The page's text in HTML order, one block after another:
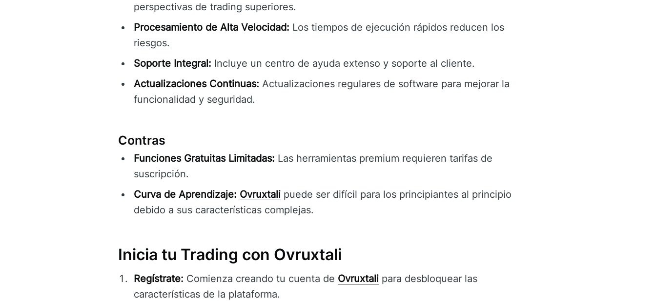
perspectivas de trading superiores.
Procesamiento de Alta Velocidad: Los tiempos de ejecución rápidos reducen los
riesgos.
Soporte Integral: Incluye un centro de ayuda extenso y soporte al cliente.
Actualizaciones Continuas: Actualizaciones regulares de software para mejorar la
funcionalidad y seguridad.
Contras
Funciones Gratuitas Limitadas: Las herramientas premium requieren tarifas de
suscripción.
Curva de Aprendizaje: Ovruxtali puede ser difícil para los principiantes al principio
debido a sus características complejas.
Inicia tu Trading con Ovruxtali
Regístrate: Comienza creando tu cuenta de Ovruxtali para desbloquear las
características de la plataforma.